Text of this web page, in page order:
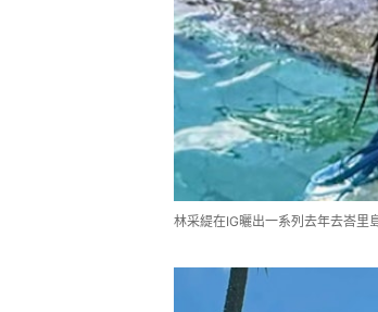
林采緹在IG曬出一系列去年去峇里